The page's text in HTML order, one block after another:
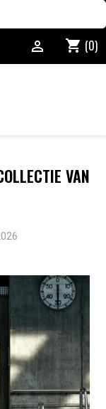
shopping_cart (0)

VAN